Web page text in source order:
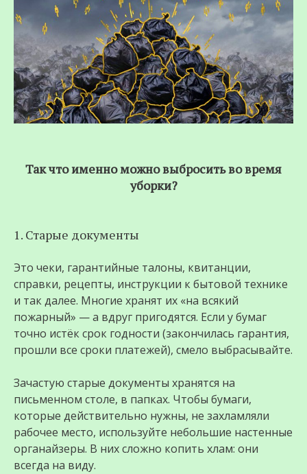
Так что именно можно выбросить во время
уборки?
1. Старые документы
Это чеки, гарантийные талоны, квитанции,
справки, рецепты, инструкции к бытовой технике
и так далее. Многие хранят их «на всякий
пожарный» — а вдруг пригодятся. Если у бумаг
точно истёк срок годности (закончилась гарантия,
прошли все сроки платежей), смело выбрасывайте.
Зачастую старые документы хранятся на
письменном столе, в папках. Чтобы бумаги,
которые действительно нужны, не захламляли
рабочее место, используйте небольшие настенные
органайзеры. В них сложно копить хлам: они
всегда на виду.